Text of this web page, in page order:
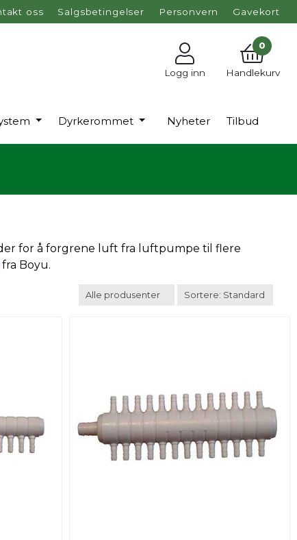
oss Salgsbetingelser Personvern Gavekort
Logg inn
0
Handlekurv
Dyrkerommet Nyheter Tilbud
for å forgrene luft fra luftpumpe til flere
fra Boyu.